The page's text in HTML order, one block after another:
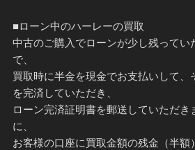
■ローン中のハーレーの買取
中古のご購入でローンが少し残ってい
で、
買取時に半金を現金でお支払いして、
を完済していただき、
ローン完済証明書を郵送していただ
に、
お客様の口座に買取金額の残金（半